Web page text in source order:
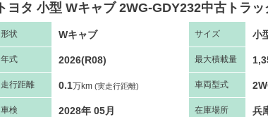
トヨタ 小型 Wキャブ 2WG-GDY232中古トラッ
形状 Wキャブ サイズ 小
年式 2026(R08) 最大積載量
走行距離 0.1万km (実走行距離) 車両型式
車検 2028年 05月 在庫場所 兵